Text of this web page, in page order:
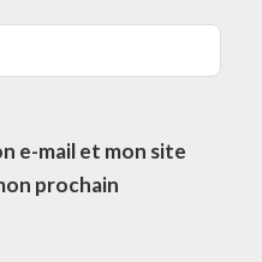
e-mail et mon site
prochain